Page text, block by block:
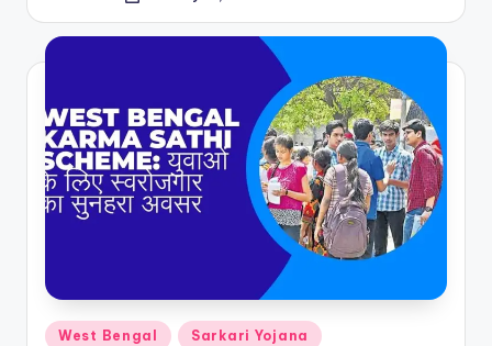
Posted
West Bengal Sarkari Yojana